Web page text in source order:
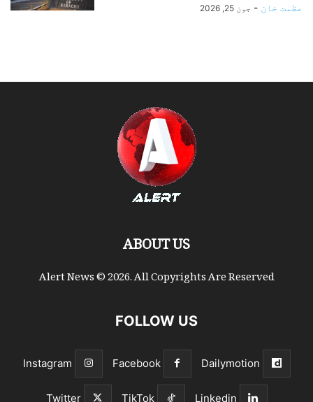
عظمت خان - جون 25, 2026
ABOUT US
Alert News © 2026. All Copyrights Are Reserved
FOLLOW US
Dailymotion
Facebook
Instagram
Linkedin
TikTok
Twitter